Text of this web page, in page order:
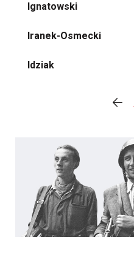
Ignatowski
Iranek-Osmecki
Idziak